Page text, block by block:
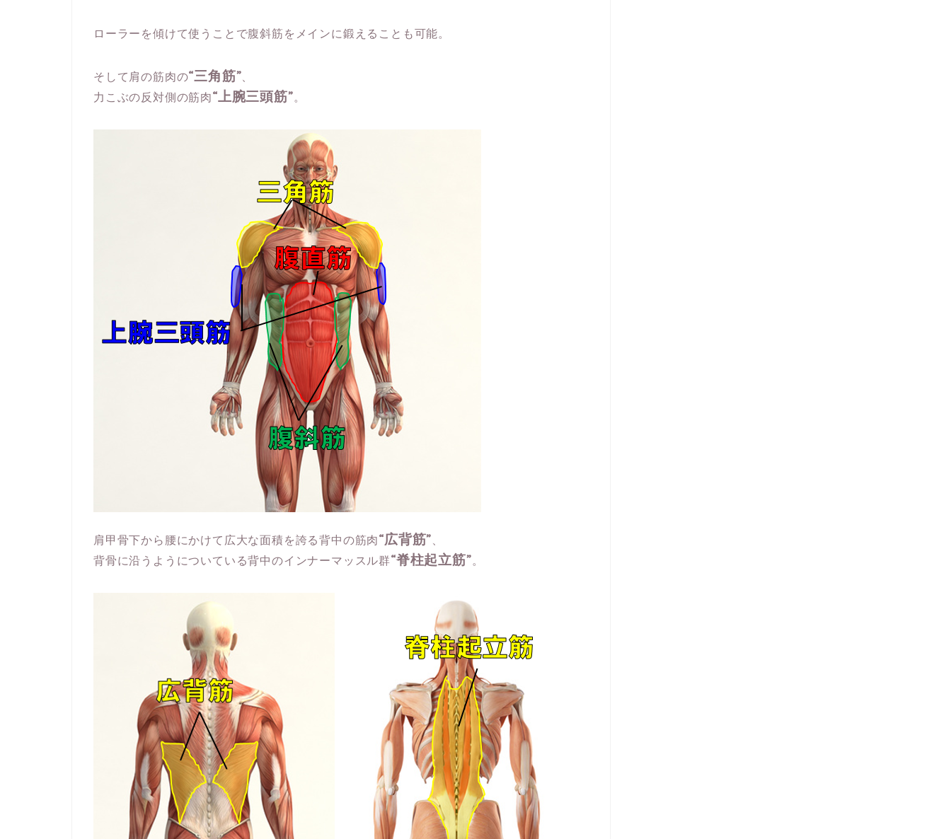
ローラーを傾けて使うことで腹斜筋をメインに鍛えることも可能。
そして肩の筋肉の“三角筋”、
力こぶの反対側の筋肉“上腕三頭筋”。
肩甲骨下から腰にかけて広大な面積を誇る背中の筋肉“広背筋”、
背骨に沿うようについている背中のインナーマッスル群“脊柱起立筋”。